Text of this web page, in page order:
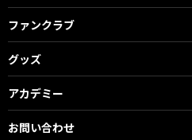
ファンクラブ
グッズ
アカデミー
お問い合わせ